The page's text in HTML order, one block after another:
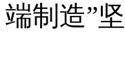
端制造”